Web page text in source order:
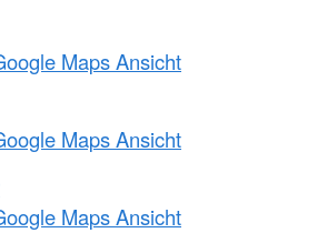
Maps Ansicht
Maps Ansicht
Maps Ansicht